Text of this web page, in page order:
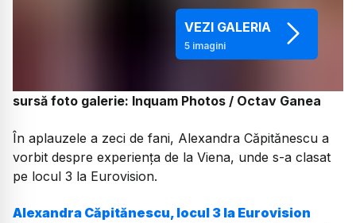
VEZI GALERIA
5imagini
sursă foto galerie: Inquam Photos / Octav Ganea
În aplauzele a zeci de fani, Alexandra Căpitănescu a
vorbit despre experiența de la Viena, unde s-a clasat
pe locul 3 la Eurovision.
Alexandra Căpitănescu, locul 3 la Eurovision